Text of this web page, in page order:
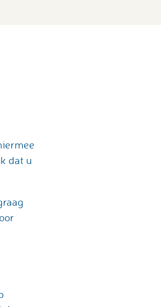
dat u